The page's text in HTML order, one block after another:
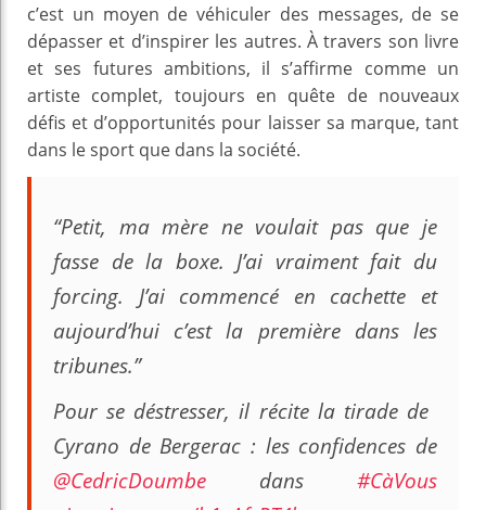
c’est un moyen de véhiculer des messages, de se
dépasser et d’inspirer les autres. À travers son livre
et ses futures ambitions, il s’affirme comme un
artiste complet, toujours en quête de nouveaux
défis et d’opportunités pour laisser sa marque, tant
dans le sport que dans la société.
“Petit, ma mère ne voulait pas que je
fasse de la boxe. J’ai vraiment fait du
forcing. J’ai commencé en cachette et
aujourd’hui c’est la première dans les
tribunes.”
Pour se déstresser, il récite la tirade de ​​
Cyrano de Bergerac : les confidences de
@CedricDoumbe dans #CàVous